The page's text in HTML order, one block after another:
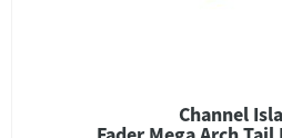
Channel